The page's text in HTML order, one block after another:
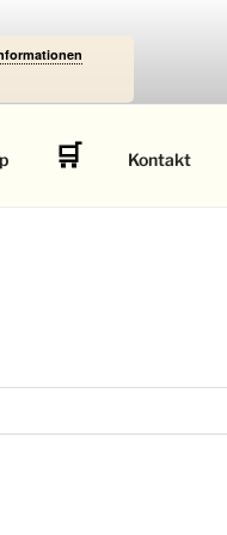
🛒 Kontakt